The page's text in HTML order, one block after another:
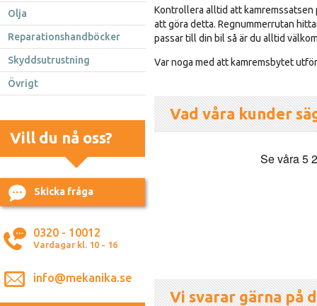
Olja
Reparationshandböcker
Skyddsutrustning
Övrigt
Vill du nå oss?
Skicka fråga
0320 - 10012
Vardagar kl. 10 - 16
info@mekanika.se
Kontrollera alltid att kamremssatsen
att göra detta. Regnummerrutan
passar till din bil så är du alltid
Var noga med att kamremsbytet
Vad våra kunder
Vi svarar gärna på